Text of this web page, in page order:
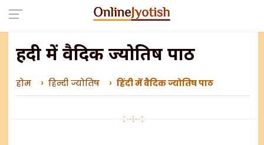
हिंदी में वैदिक ज्योतिष पाठ
होम हिन्दी ज्योतिष हिंदी में वैदिक ज्योतिष पाठ